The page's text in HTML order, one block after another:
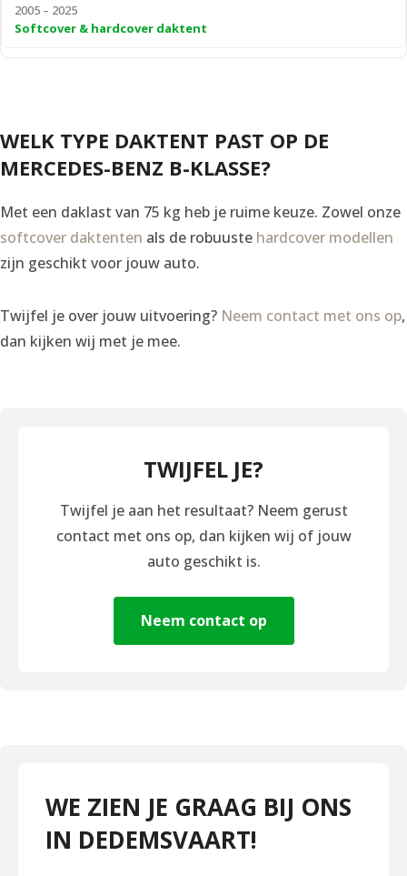
2005 – 2025
Softcover & hardcover daktent
WELK TYPE DAKTENT PAST OP DE
MERCEDES-BENZ B-KLASSE?
Met een daklast van 75 kg heb je ruime keuze. Zowel onze
softcover daktenten als de robuuste hardcover modellen
zijn geschikt voor jouw auto.
Twijfel je over jouw uitvoering? Neem contact met ons op,
dan kijken wij met je mee.
TWIJFEL JE?
Twijfel je aan het resultaat? Neem gerust
contact met ons op, dan kijken wij of jouw
auto geschikt is.
Neem contact op
WE ZIEN JE GRAAG BIJ ONS
IN DEDEMSVAART!